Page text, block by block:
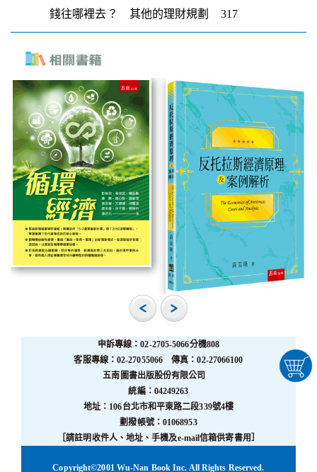
錢往哪裡去？ 其他的理財規劃 317
申訴專線：02-2705-5066分機808
客服專線：02-27055066 傳真：02-27066100
五南圖書出版股份有限公司
統編：04249263
地址：106台北市和平東路二段339號4樓
劃撥帳號：01068953
［請註明收件人、地址、手機及e-mail信箱供寄書用］
Copyright©2001 Wu-Nan Book Inc. All Rights Reserved.